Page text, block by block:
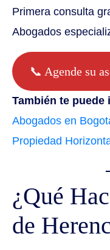
Primera consulta
Abogados
📞 Agende su
También te puede
Abogados en
Propiedad
¿Qué
de